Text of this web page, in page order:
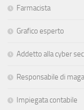
Farmacista
Grafico esperto
Addetto alla cyber
Responsabile di
Impiegata contabile